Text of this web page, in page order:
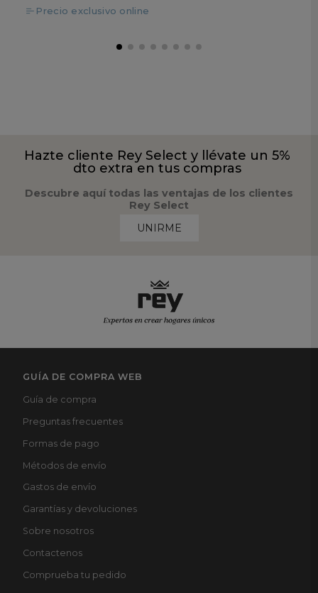
Precio exclusivo online
Hazte cliente Rey Select y llévate un 5%
dto extra en tus compras
Descubre aquí todas las ventajas de los clientes
Rey Select
UNIRME
GUÍA DE COMPRA WEB
Guía de compra
Preguntas frecuentes
Formas de pago
Métodos de envío
Gastos de envío
Garantías y devoluciones
Sobre nosotros
Contactenos
Comprueba tu pedido